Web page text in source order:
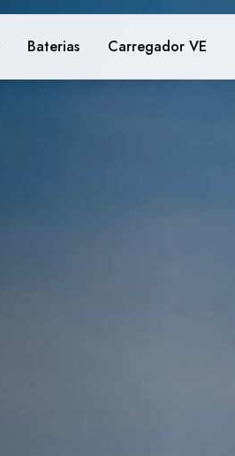
Baterias Carregador VE